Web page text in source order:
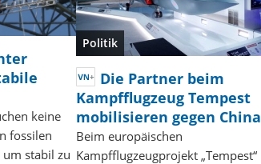
keine
fossilen
stabil zu
Politik
Die Partner beim
Kampfflugzeug Tempest
mobilisieren gegen China
Beim europäischen
Kampfflugzeugprojekt „Tempest“